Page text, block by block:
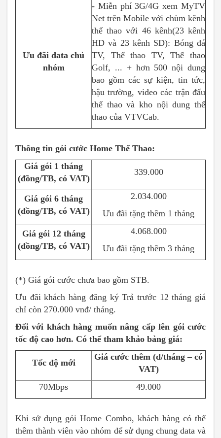
Ưu đãi data chủ
nhóm
- Miễn phí 3G/4G xem MyTV
Net trên Mobile với chùm kênh
thể thao với 46 kênh(23 kênh
HD và 23 kênh SD): Bóng đá
TV, Thể thao TV, Thể thao
Golf, ... + hơn 500 nội dung
bao gồm các sự kiện, tin tức,
hậu trường, video các trận đấu
thể thao và kho nội dung thể
thao của VTVCab.
Thông tin gói cước Home Thể Thao:
Giá gói 1 tháng
(đồng/TB, có VAT)
339.000
Giá gói 6 tháng
(đồng/TB, có VAT)
2.034.000
Ưu đãi tặng thêm 1 tháng
Giá gói 12 tháng
(đồng/TB, có VAT)
4.068.000
Ưu đãi tặng thêm 3 tháng
(*) Giá gói cước chưa bao gồm STB.
Ưu đãi khách hàng đăng ký Trả trước 12 tháng giá
chỉ còn 270.000 vnđ/ tháng.
Đối với khách hàng muốn nâng cấp lên gói cước
tốc độ cao hơn. Có thể tham khảo bảng giá:
Tốc độ mới
Giá cước thêm (đ/tháng – có
VAT)
70Mbps
49.000
Khi sử dụng gói Home Combo, khách hàng có thể
thêm thành viên vào nhóm để sử dụng chung data và